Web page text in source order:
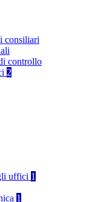
consiliari
controllo
2
uffici 1
1